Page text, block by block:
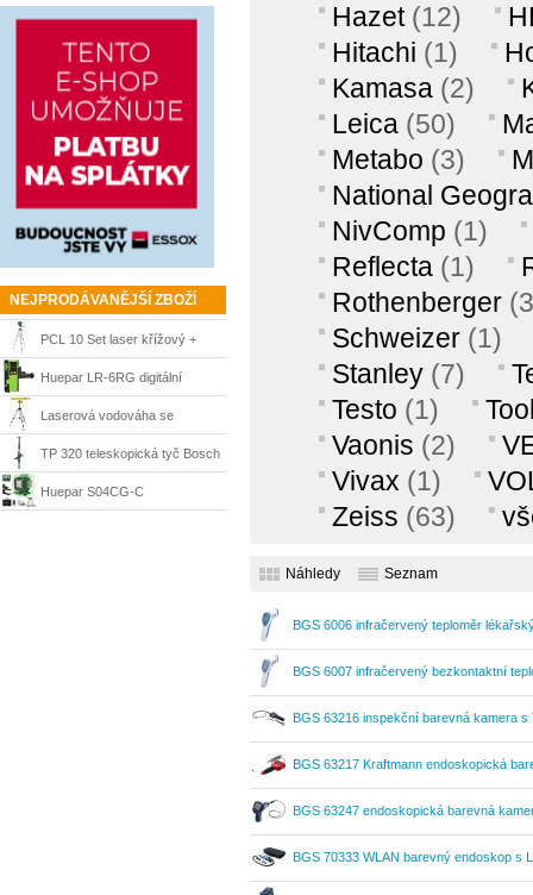
NEJPRODÁVANĚJŠÍ ZBOŽÍ
PCL 10 Set laser křížový +
stativ Bosch
Huepar LR-6RG digitální
laserový přijímač
Laserová vodováha se
stativem Mannesmann
TP 320 teleskopická tyč Bosch
Huepar S04CG-C
Hazet (12)
Hitachi (1)
Kamasa (2)
Leica (50)
Metabo (3)
National
NivComp (1)
Reflecta (1)
Rothenberger
Schweizer (1)
Stanley (7)
Testo (1)
Vaonis (2)
Vivax (1)
Zeiss (63)
Náhledy Seznam
BGS 6006 infračervený teploměr
BGS 6007 infračervený bezkontaktní
BGS 63216 inspekční barevná kamera s
BGS 63217 Kraftmann endoskopická
BGS 63247 endoskopická barevná
BGS 70333 WLAN barevný endoskop s